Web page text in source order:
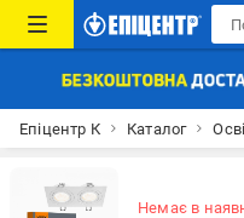
Епіцентр К Каталог
Немає в